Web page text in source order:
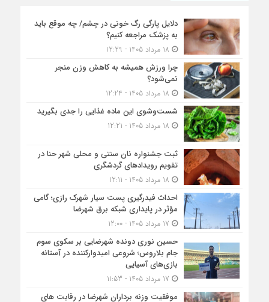
دلایل پارگی رگ خونی در چشم/ چه موقع باید
به پزشک مراجعه کنیم؟
چرا ورزش همیشه به کاهش وزن منجر
نمی‌شود؟
شست‌وشوی این ماده غذایی را جدی بگیرید
ثبت جشنواره نان سنتی و محلی شهر حنا در
تقویم رویداد‌های گردشگری
احداث فیدرگیری پست سیار شهرک رازی؛ گامی
مؤثر در پایداری شبکه برق شهرضا
حسین نوری دونده شهرضایی بر سکوی سوم
جام بلاروس؛ شروعی امیدوارکننده در آستانه
بازی‌های آسیایی
موفقیت وزنه برداران شهرضا در رقابت های